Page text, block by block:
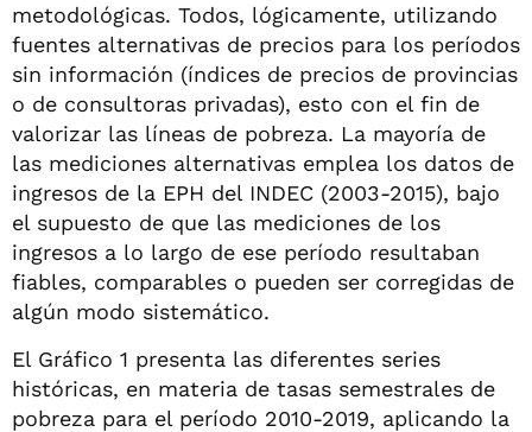
metodológicas. Todos, lógicamente, utilizando
fuentes alternativas de precios para los períodos
sin información (índices de precios de provincias
o de consultoras privadas), esto con el fin de
valorizar las líneas de pobreza. La mayoría de
las mediciones alternativas emplea los datos de
ingresos de la EPH del INDEC (2003-2015), bajo
el supuesto de que las mediciones de los
ingresos a lo largo de ese período resultaban
fiables, comparables o pueden ser corregidas de
algún modo sistemático.
El Gráfico 1 presenta las diferentes series
históricas, en materia de tasas semestrales de
pobreza para el período 2010-2019, aplicando la